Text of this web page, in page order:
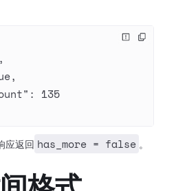
,
: 135
应返回 has_more = false 。